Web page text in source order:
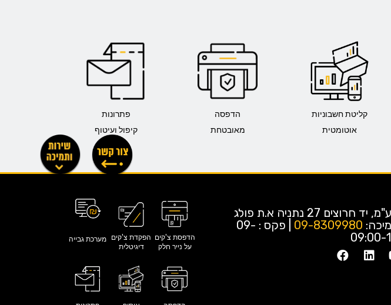
קליטת חשבוניות
אוטומטית
הדפסה
מאובטחת
פתרונות
קיפול ועיטוף
כל הזכויות שמורות לאוטופונט איי.פי.אס בע"מ, יד חרוצים 27 נתניה א.ת פולג
09-8309980
| פקס : 09-
הדפסת צ'קים
על נייר חלק
הפקדת צ'קים
דיגיטלית
מערכת גבייה